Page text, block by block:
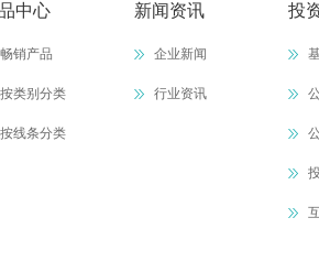
中心
畅销产品
按类别分类
按线条分类
新闻资讯
企业新闻
行业资讯
投